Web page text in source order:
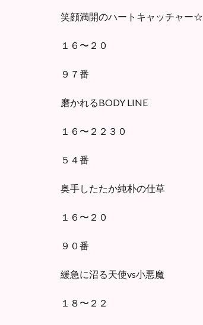
笑顔満開のハートキャッチャー☆
１６〜２０
９７番
磨かれるBODY LINE
１６〜２２３０
５４番
奥手したたか純朴の仕草
１６〜２０
９０番
緩急に沼る天使vs小悪魔
１８〜２２